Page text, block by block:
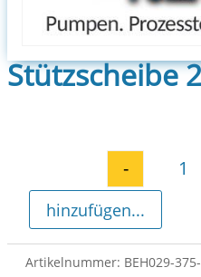
Stützscheibe
-
hinzufügen...
Artikelnummer: BEH029-